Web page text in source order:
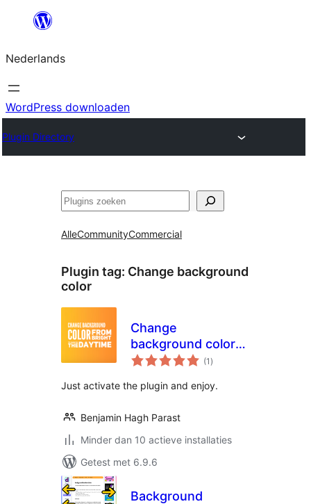
de
inhoud
Nederlands
WordPress downloaden
Plugin Directory
Zoeken
AlleCommunityCommercial
Plugin tag: Change background
color
Change
background color
from bright to dark
(1 totaal
waarderingen
)
Just activate the plugin and enjoy.
Benjamin Hagh Parast
Minder dan 10 actieve installaties
Getest met 6.9.6
Background